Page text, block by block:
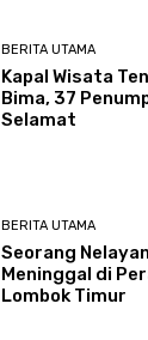
BERITA UTAMA
Kapal Wisata
Bima, 37
Selamat
BERITA UTAMA
Seorang
Meninggal di
Lombok Timur